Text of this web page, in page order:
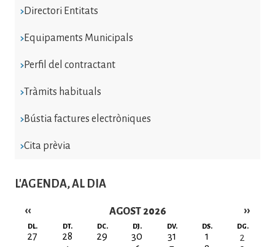
Directori Entitats
Equipaments Municipals
Perfil del contractant
Tràmits habituals
Bústia factures electròniques
Cita prèvia
L'AGENDA, AL DIA
AGOST 2026
Paginació
‹‹ ››
DL. DT. DC. DJ. DV. DS. DG.
27 28 29 30 31 1
2